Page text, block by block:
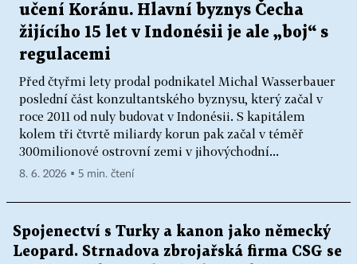
učení Koránu. Hlavní byznys Čecha
žijícího 15 let v Indonésii je ale „boj“ s
regulacemi
Před čtyřmi lety prodal podnikatel Michal Wasserbauer
poslední část konzultantského byznysu, který začal v
roce 2011 od nuly budovat v Indonésii. S kapitálem
kolem tři čtvrtě miliardy korun pak začal v téměř
300milionové ostrovní zemi v jihovýchodní...
8. 6. 2026 ▪ 5 min. čtení
Spojenectví s Turky a kanon jako německý
Leopard. Strnadova zbrojařská firma CSG se